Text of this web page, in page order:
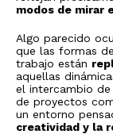
modos de mirar
Algo parecido
que las formas
trabajo están
aquellas
el intercambio
de proyectos
un entorno
creatividad y la